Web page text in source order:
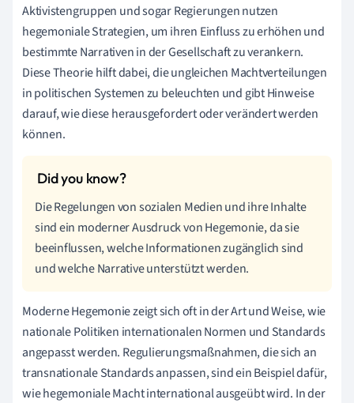
Aktivistengruppen und sogar Regierungen nutzen
hegemoniale Strategien, um ihren Einfluss zu erhöhen und
bestimmte Narrativen in der Gesellschaft zu verankern.
Diese Theorie hilft dabei, die ungleichen Machtverteilungen
in politischen Systemen zu beleuchten und gibt Hinweise
darauf, wie diese herausgefordert oder verändert werden
können.
Die Regelungen von sozialen Medien und ihre Inhalte
sind ein moderner Ausdruck von Hegemonie, da sie
beeinflussen, welche Informationen zugänglich sind
und welche Narrative unterstützt werden.
Moderne Hegemonie zeigt sich oft in der Art und Weise, wie
nationale Politiken internationalen Normen und Standards
angepasst werden. Regulierungsmaßnahmen, die sich an
transnationale Standards anpassen, sind ein Beispiel dafür,
wie hegemoniale Macht international ausgeübt wird. In der